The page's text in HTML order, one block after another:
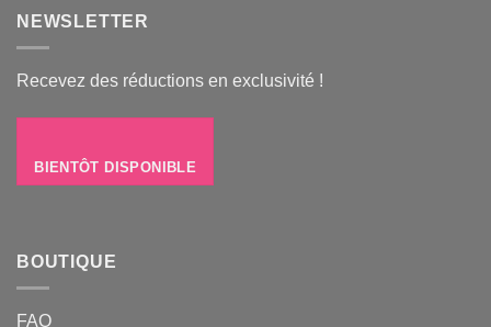
NEWSLETTER
Recevez des réductions en exclusivité !
BIENTÔT DISPONIBLE
BOUTIQUE
FAQ